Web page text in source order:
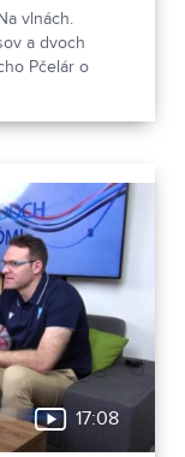
vlnách.
a dvoch
Pčelár o
17:08